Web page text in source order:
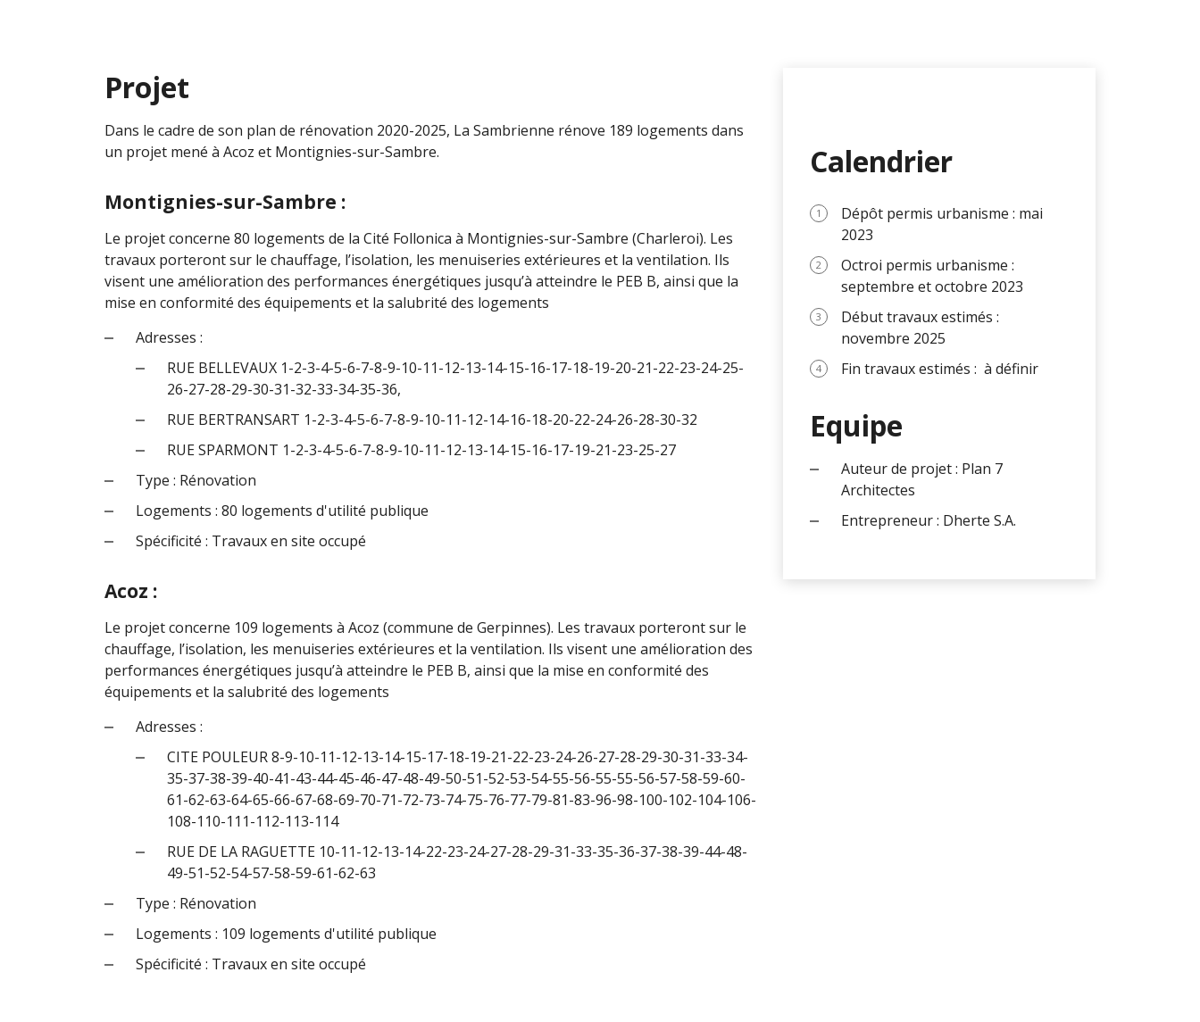
Projet
Dans le cadre de son plan de rénovation 2020-2025, La Sambrienne rénove 189 logements dans
un projet mené à Acoz et Montignies-sur-Sambre.
Montignies-sur-Sambre :
Le projet concerne 80 logements de la Cité Follonica à Montignies-sur-Sambre (Charleroi). Les
travaux porteront sur le chauffage, l’isolation, les menuiseries extérieures et la ventilation. Ils
visent une amélioration des performances énergétiques jusqu’à atteindre le PEB B, ainsi que la
mise en conformité des équipements et la salubrité des logements
Adresses :
RUE BELLEVAUX 1-2-3-4-5-6-7-8-9-10-11-12-13-14-15-16-17-18-19-20-21-22-23-24-25-
26-27-28-29-30-31-32-33-34-35-36,
RUE BERTRANSART 1-2-3-4-5-6-7-8-9-10-11-12-14-16-18-20-22-24-26-28-30-32
RUE SPARMONT 1-2-3-4-5-6-7-8-9-10-11-12-13-14-15-16-17-19-21-23-25-27
Type : Rénovation
Logements : 80 logements d'utilité publique
Spécificité : Travaux en site occupé
Acoz :
Le projet concerne 109 logements à Acoz (commune de Gerpinnes). Les travaux porteront sur le
chauffage, l’isolation, les menuiseries extérieures et la ventilation. Ils visent une amélioration des
performances énergétiques jusqu’à atteindre le PEB B, ainsi que la mise en conformité des
équipements et la salubrité des logements
Adresses :
CITE POULEUR 8-9-10-11-12-13-14-15-17-18-19-21-22-23-24-26-27-28-29-30-31-33-34-
35-37-38-39-40-41-43-44-45-46-47-48-49-50-51-52-53-54-55-56-55-55-56-57-58-59-60-
61-62-63-64-65-66-67-68-69-70-71-72-73-74-75-76-77-79-81-83-96-98-100-102-104-106-
108-110-111-112-113-114
RUE DE LA RAGUETTE 10-11-12-13-14-22-23-24-27-28-29-31-33-35-36-37-38-39-44-48-
49-51-52-54-57-58-59-61-62-63
Type : Rénovation
Logements : 109 logements d'utilité publique
Spécificité : Travaux en site occupé
Calendrier
Dépôt permis urbanisme : mai
2023
Octroi permis urbanisme :
septembre et octobre 2023
Début travaux estimés :
novembre 2025
Fin travaux estimés : à définir
Equipe
Auteur de projet : Plan 7
Architectes
Entrepreneur : Dherte S.A.